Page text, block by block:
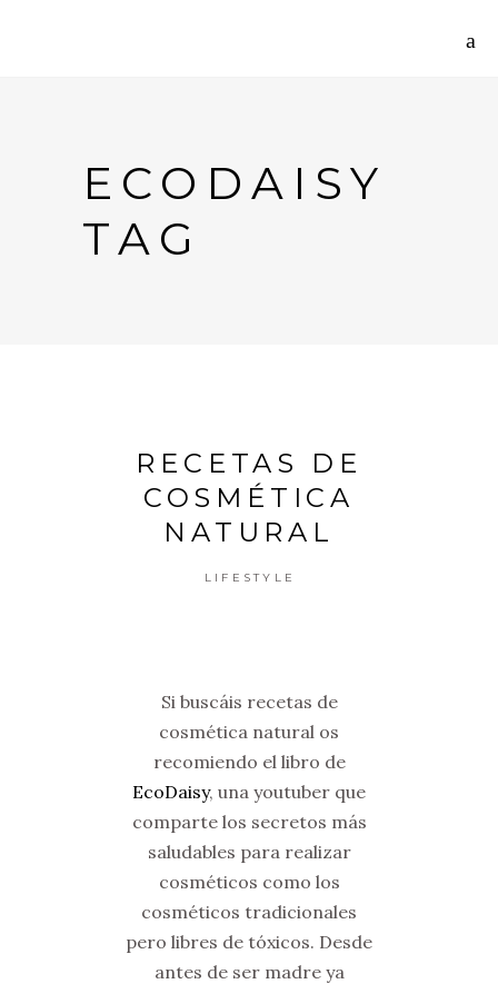
ECODAISY
TAG
RECETAS DE
COSMÉTICA
NATURAL
LIFESTYLE
Si buscáis recetas de
cosmética natural os
recomiendo el libro de
EcoDaisy, una youtuber que
comparte los secretos más
saludables para realizar
cosméticos como los
cosméticos tradicionales
pero libres de tóxicos. Desde
antes de ser madre ya